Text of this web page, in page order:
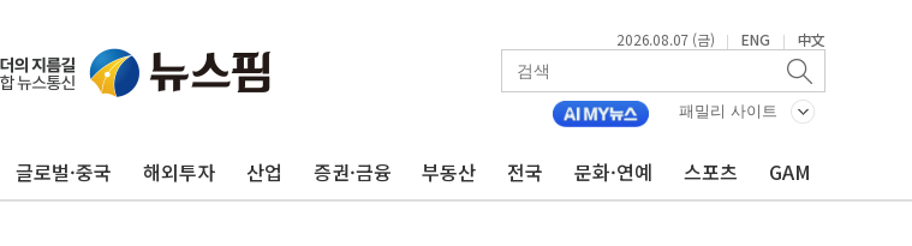
2026.08.07 (금) | ENG | 中文
패밀리 사이트
글로벌·중국 해외투자 산업 증권·금융 부동산 전국 문화·연예 스포츠 GAM
[채권/외환] 국제유가 급등에 미 국채금리·달러 동반 상승…시장, 美 고용지표 촉각
트럼프, '원정출산 시민권 차단' 행정명령 서명…출생시민권 제한 재시동
현대리바트, 원가 개선으로 실적 방어…다음 과제는 '외형 확대'
"세금 부담 덜자"…비거주 1주택자 귀환 조짐에 전월세시장 '긴장'